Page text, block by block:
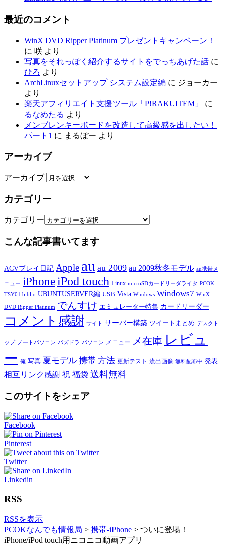
最近のコメント
WinX DVD Ripper Platinum プレゼントキャンペーン！
に 咲 より
写真をそれっぽく紹介するサイトをでっちあげた話 に
ひろ より
ArchLinuxセットアップ システム設定編 に ジョーカー
より
楽天アフィリエイト支援ツール「P!RAKUITEM」
に
るなめたる より
メンブレンキーボードを改造して高級感を出したい！
パート1 に まるぼー より
アーカイブ
アーカイブ
カテゴリー
カテゴリー
こんな記事書いてます
ACVプレイ日記 Apple au au 2009 au 2009秋冬モデル au携帯メ
ニュー iPhoneiPod touch Linux microSDカードリーダライタ PCOK
TSY01 biblio UBUNTUSERVER編 USB Vista Windows Windows7 WinX
DVD Ripper Platinum でんすけ エミュレーター特集 カードリーダー
コメント感謝 サイト サーバー構築 ツイートまとめ デスクト
ップ ノートパソコン パズドラ パソコン メニュー メ在庫 レビュ
ー 俺 写真 夏モデル 携帯 方法 更新テスト 流出画像 無料配布中 発表
相互リンク感謝 祝 福袋 送料無料
このサイトをシェア
Facebook
Pinterest
Twitter
Linkedin
RSS
RSSを表示
PCOKなんでも情報局 > 携帯-iPhone > ついに登場！
iPhone/iPod touch用ニコニコ動画アプリ